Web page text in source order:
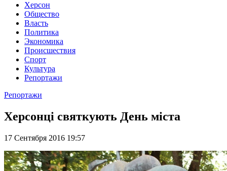
Херсон
Общество
Власть
Политика
Экономика
Происшествия
Спорт
Культура
Репортажи
Репортажи
Херсонці святкують День міста
17 Сентября 2016 19:57